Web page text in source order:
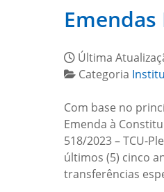
Última
Categoria
Com base no
Emenda à
518/2023 – TCU-
últimos (5) cinco
transferências